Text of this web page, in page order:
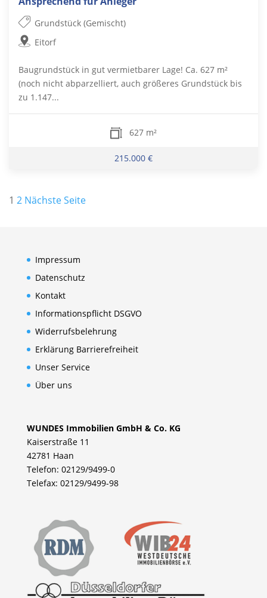
Grundstück (Gemischt)
Eitorf
Baugrundstück in gut vermietbarer Lage! Ca. 627 m²
(noch nicht abparzelliert, auch größeres Grundstück bis
zu 1.147...
627 m²
215.000 €
Seitennummerierung
1 2 Nächste Seite
Impressum
Datenschutz
Kontakt
Informationspflicht DSGVO
Widerrufsbelehrung
Erklärung Barrierefreiheit
Unser Service
Über uns
WUNDES Immobilien GmbH & Co. KG
Kaiserstraße 11
42781 Haan
Telefon: 02129/9499-0
Telefax: 02129/9499-98